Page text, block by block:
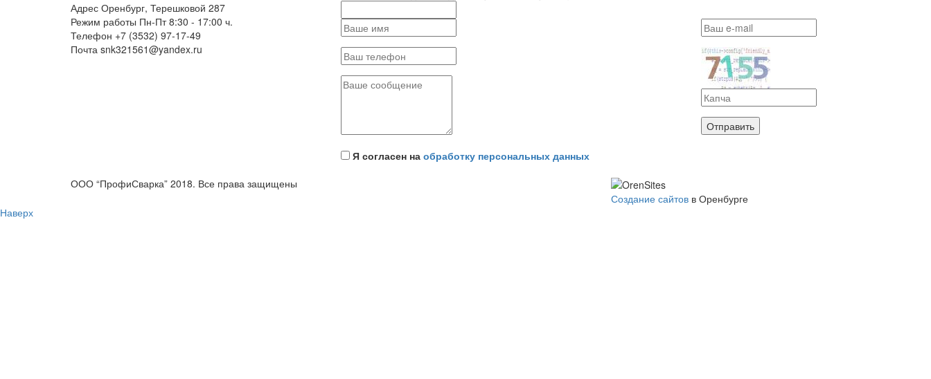
Адрес Оренбург, Терешковой 287
Режим работы Пн-Пт 8:30 - 17:00 ч.
Телефон +7 (3532) 97-17-49
Почта snk321561@yandex.ru
Я согласен на обработку персональных данных
Отправить
ООО “ПрофиСварка” 2018. Все права защищены
Создание сайтов в Оренбурге
Наверх